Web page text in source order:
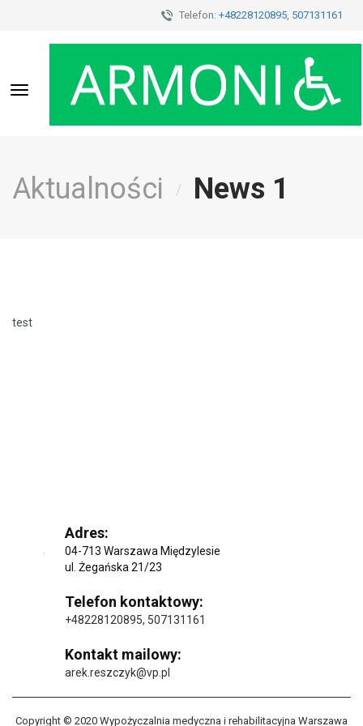
Telefon: +48228120895, 507131161
Toggle
navigation
Aktualności / News 1
test
Adres:
04-713 Warszawa Międzylesie
ul. Żegańska 21/23
Telefon kontaktowy:
+48228120895, 507131161
Kontakt mailowy:
arek.reszczyk@vp.pl
Copyright © 2020 Wypożyczalnia medyczna i rehabilitacyjna Warszawa